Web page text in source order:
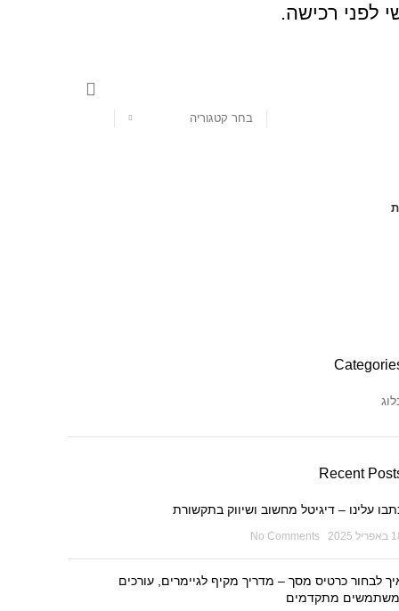
לפני רכישה.
בחר קטגוריה
Recent
עלינו – דיגיטל מחשוב ושיווק בתקשורת
2025
No Comments
לבחור כרטיס מסך – מדריך מקיף לגיימרים, עורכים
מתקדמים